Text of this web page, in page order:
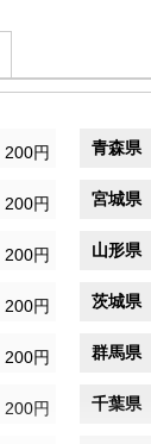
200円 青森県
200円 宮城県
200円 山形県
200円 茨城県
200円 群馬県
200円 千葉県